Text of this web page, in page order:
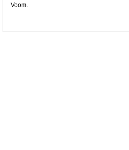
Voom.